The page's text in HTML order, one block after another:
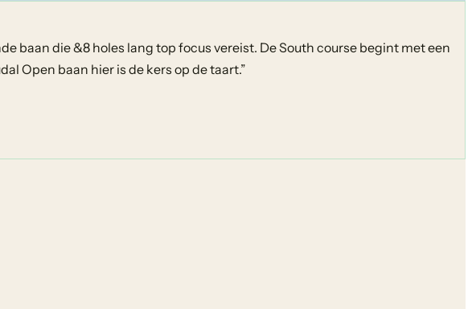
baan die &8 holes lang top focus vereist. De South course begint met een
Open baan hier is de kers op de taart.”